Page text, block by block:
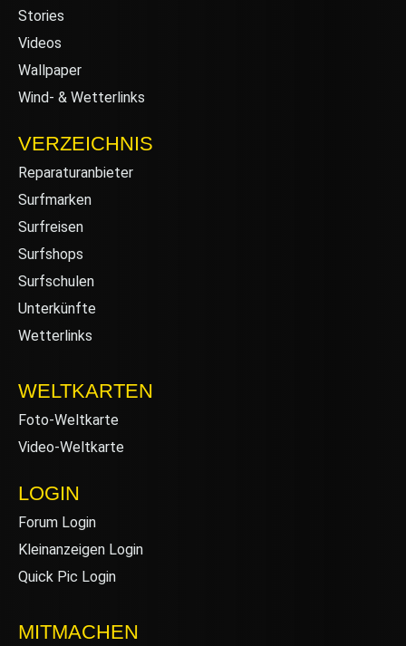
Stories
Videos
Wallpaper
Wind- & Wetterlinks
VERZEICHNIS
Reparaturanbieter
Surfmarken
Surfreisen
Surfshops
Surfschulen
Unterkünfte
Wetterlinks
WELTKARTEN
Foto-Weltkarte
Video-Weltkarte
LOGIN
Forum Login
Kleinanzeigen Login
Quick Pic Login
MITMACHEN